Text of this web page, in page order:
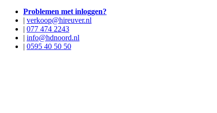
Problemen met inloggen?
| verkoop@hireuver.nl
| 077 474 2243
| info@hdnoord.nl
| 0595 40 50 50